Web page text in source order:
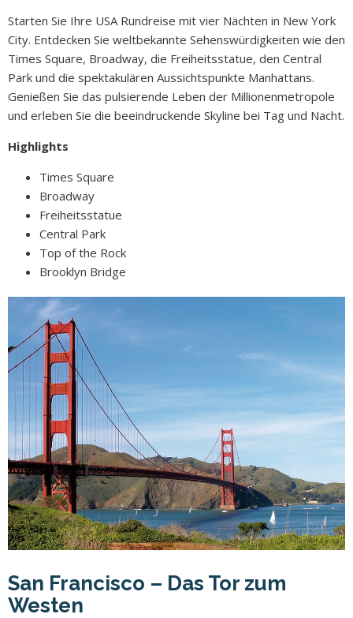
Starten Sie Ihre USA Rundreise mit vier Nächten in New York
City. Entdecken Sie weltbekannte Sehenswürdigkeiten wie den
Times Square, Broadway, die Freiheitsstatue, den Central
Park und die spektakulären Aussichtspunkte Manhattans.
Genießen Sie das pulsierende Leben der Millionenmetropole
und erleben Sie die beeindruckende Skyline bei Tag und Nacht.
Highlights
Times Square
Broadway
Freiheitsstatue
Central Park
Top of the Rock
Brooklyn Bridge
San Francisco – Das Tor zum
Westen